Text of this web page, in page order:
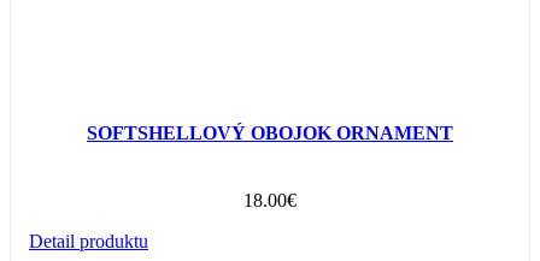
SOFTSHELLOVÝ OBOJOK ORNAMENT
18.00€
Detail produktu